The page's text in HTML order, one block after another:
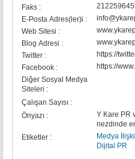
Faks :
E-Posta Adres(ler)i :
Web Sitesi :
Blog Adresi :
Twitter :
https://
Facebook :
https://
Diğer Sosyal Medya
Siteleri :
Çalışan Sayısı :
Önyazı :
Y Kare PR
nezdinde
Etiketler :
Medya
Dijital PR